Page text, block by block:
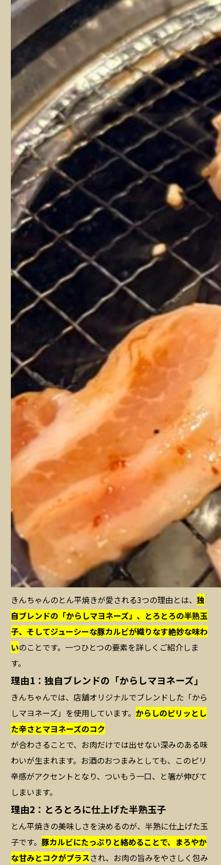
きんちゃんのとん平焼きが愛される3つの理由とは、独
自ブレンドの「からしマヨネーズ」、とろとろの半熟玉
子、そしてジューシーな豚カルビが織りなす絶妙な味わ
いのことです。一つひとつの要素を詳しくご紹介しま
す。
理由1：独自ブレンドの「からしマヨネーズ」
きんちゃんでは、店舗オリジナルでブレンドした「から
しマヨネーズ」を使用しています。 からしのピリッとし
た辛さとマヨネーズのコク
が合わさることで、お肉だけでは出せない深みのある味
わいが生まれます。お酒のおつまみとしても、このピリ
辛感がアクセントとなり、ついもう一口、と箸が伸びて
しまいます。
理由2：とろとろに仕上げた半熟玉子
とん平焼きの美味しさを決めるのが、半熟に仕上げた玉
子です。豚カルビにたっぷりと絡めることで、まろやか
な甘みとコクがプラスされ、お肉の旨みをやさしく包み